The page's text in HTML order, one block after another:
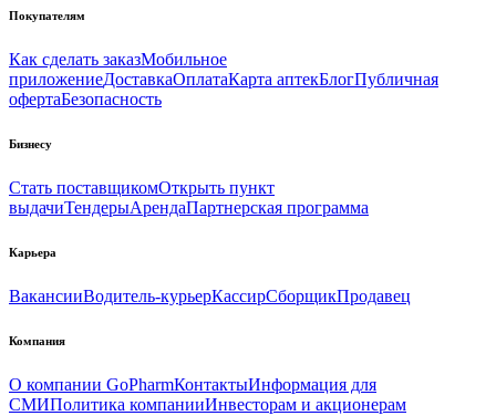
Покупателям
Как сделать заказМобильное
приложениеДоставкаОплатаКарта аптекБлогПубличная
офертаБезопасность
Бизнесу
Стать поставщикомОткрыть пункт
выдачиТендерыАрендаПартнерская программа
Карьера
ВакансииВодитель-курьерКассирСборщикПродавец
Компания
О компании GoPharmКонтактыИнформация для
СМИПолитика компанииИнвесторам и акционерам